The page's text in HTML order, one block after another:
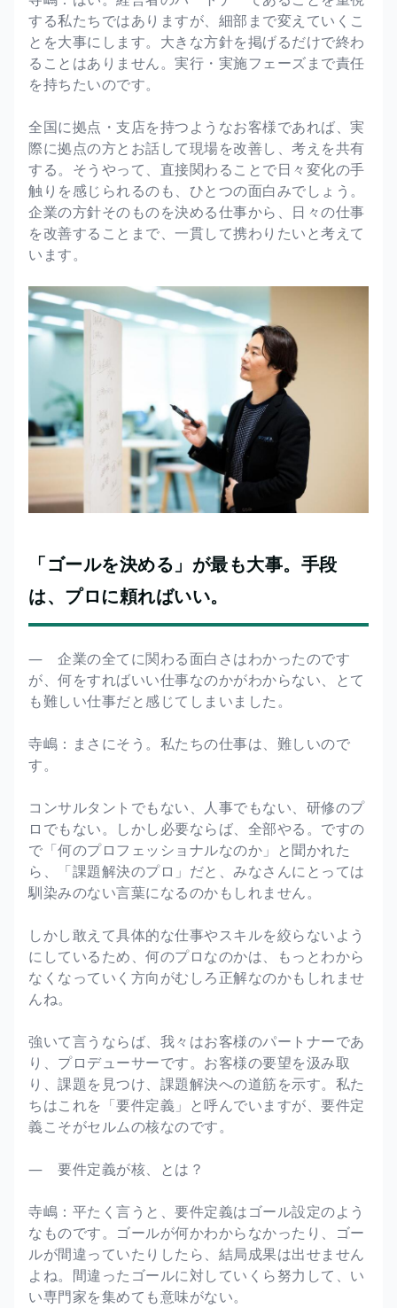
する私たちではありますが、細部まで変えていくこ
とを大事にします。大きな方針を掲げるだけで終わ
ることはありません。実行・実施フェーズまで責任
を持ちたいのです。
全国に拠点・支店を持つようなお客様であれば、実
際に拠点の方とお話して現場を改善し、考えを共有
する。そうやって、直接関わることで日々変化の手
触りを感じられるのも、ひとつの面白みでしょう。
企業の方針そのものを決める仕事から、日々の仕事
を改善することまで、一貫して携わりたいと考えて
います。
「ゴールを決める」が最も大事。手段
は、プロに頼ればいい。
― 企業の全てに関わる面白さはわかったのです
が、何をすればいい仕事なのかがわからない、とて
も難しい仕事だと感じてしまいました。
寺嶋：まさにそう。私たちの仕事は、難しいので
す。
コンサルタントでもない、人事でもない、研修のプ
ロでもない。しかし必要ならば、全部やる。ですの
で「何のプロフェッショナルなのか」と聞かれた
ら、「課題解決のプロ」だと、みなさんにとっては
馴染みのない言葉になるのかもしれません。
しかし敢えて具体的な仕事やスキルを絞らないよう
にしているため、何のプロなのかは、もっとわから
なくなっていく方向がむしろ正解なのかもしれませ
んね。
強いて言うならば、我々はお客様のパートナーであ
り、プロデューサーです。お客様の要望を汲み取
り、課題を見つけ、課題解決への道筋を示す。私た
ちはこれを「要件定義」と呼んでいますが、要件定
義こそがセルムの核なのです。
― 要件定義が核、とは？
寺嶋：平たく言うと、要件定義はゴール設定のよう
なものです。ゴールが何かわからなかったり、ゴー
ルが間違っていたりしたら、結局成果は出せません
よね。間違ったゴールに対していくら努力して、い
い専門家を集めても意味がない。